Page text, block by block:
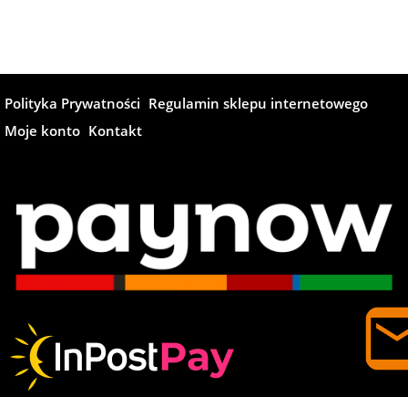
Polityka Prywatności Regulamin sklepu internetowego
Moje konto Kontakt